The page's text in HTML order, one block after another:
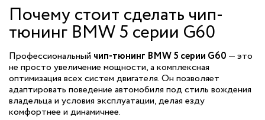
Почему стоит сделать чип-
тюнинг BMW 5 серии G60
Профессиональный чип-тюнинг BMW 5 серии G60 — это
не просто увеличение мощности, а комплексная
оптимизация всех систем двигателя. Он позволяет
адаптировать поведение автомобиля под стиль вождения
владельца и условия эксплуатации, делая езду
комфортнее и динамичнее.